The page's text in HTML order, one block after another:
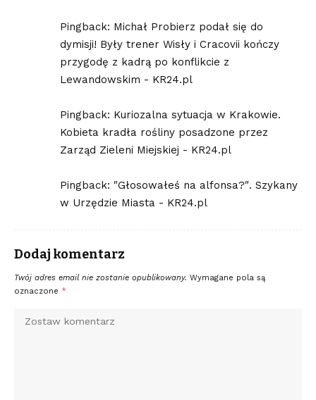
Pingback: Michał Probierz podał się do
dymisji! Były trener Wisły i Cracovii kończy
przygodę z kadrą po konflikcie z
Lewandowskim - KR24.pl
Pingback: Kuriozalna sytuacja w Krakowie.
Kobieta kradła rośliny posadzone przez
Zarząd Zieleni Miejskiej - KR24.pl
Pingback: ″Głosowałeś na alfonsa?″. Szykany
w Urzędzie Miasta - KR24.pl
Dodaj komentarz
Twój adres email nie zostanie opublikowany. Wymagane pola są
oznaczone *